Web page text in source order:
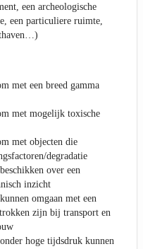
een archeologische
een particuliere ruimte,
met een breed gamma
met mogelijk toxische
met objecten die
degradatie
over een
inzicht
omgaan met een
zijn bij transport en
hoge tijdsdruk kunnen